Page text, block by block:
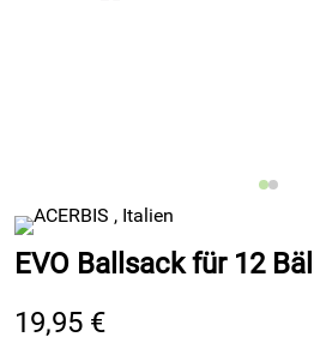
EVO Ballsack für 12
19,95 €